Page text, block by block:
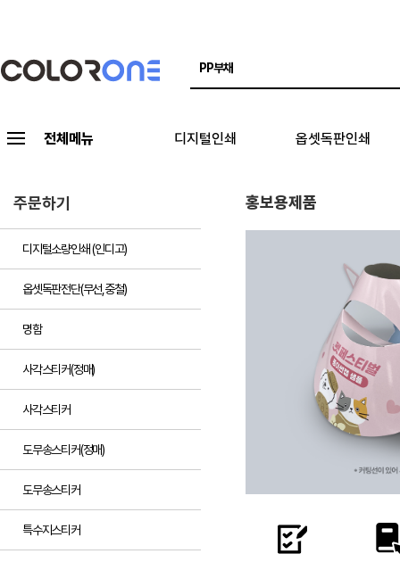
전체메뉴 디지털인쇄 옵셋독판인쇄
주문하기
디지털소량인쇄 (인디고)
옵셋독판전단(무선,중철)
명함
사각스티커(정매)
사각스티커
도무송스티커(정매)
도무송스티커
특수지스티커
홍보용제품